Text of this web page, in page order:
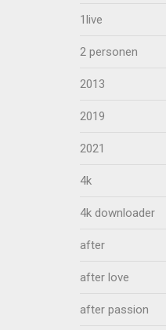
1live
2 personen
2013
2019
2021
4k
4k downloader
after
after love
after passion